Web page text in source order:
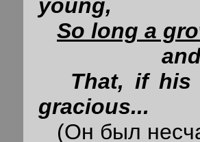
young,
So long a
and so
That, if his
gracious...
(Он был